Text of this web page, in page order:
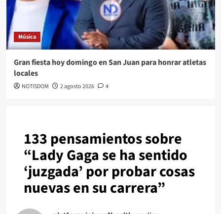
Música
Gran fiesta hoy domingo en San Juan para honrar atletas
locales
NOTISDOM 2 agosto 2026 4
133 pensamientos sobre
“Lady Gaga se ha sentido
‘juzgada’ por probar cosas
nuevas en su carrera”